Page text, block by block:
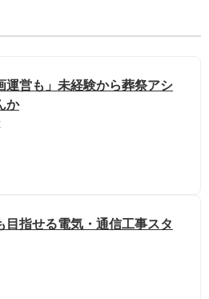
運営も」未経験から葬祭アシ
か
目指せる電気・通信工事スタ